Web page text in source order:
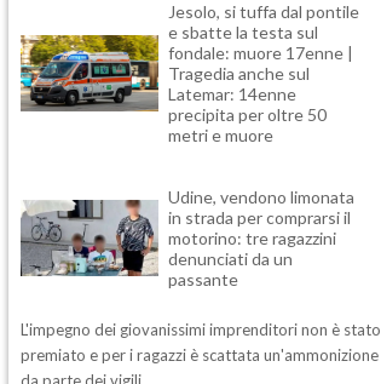
Jesolo, si tuffa dal pontile
e sbatte la testa sul
fondale: muore 17enne |
Tragedia anche sul
Latemar: 14enne
precipita per oltre 50
metri e muore
Udine, vendono limonata
in strada per comprarsi il
motorino: tre ragazzini
denunciati da un
passante
L'impegno dei giovanissimi imprenditori non è stato
premiato e per i ragazzi è scattata un'ammonizione